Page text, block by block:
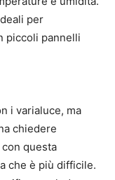
per
piccoli pannelli
i varialuce, ma
chiedere
questa
che è più difficile.